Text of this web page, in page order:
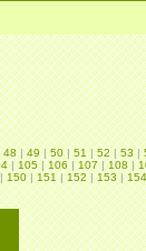
48|49|50|51|52|53|
|105|106|107|108|
150|151|152|153|154